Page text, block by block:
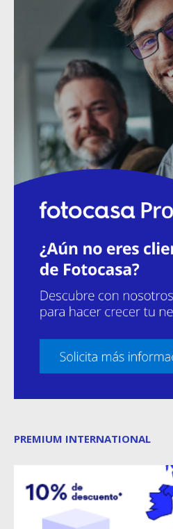
PREMIUM INTERNATIONAL